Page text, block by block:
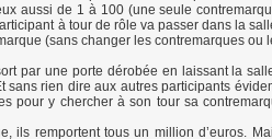
aussi de 1 à 100 (une seule
à tour de rôle va passer dans la
(sans changer les contremarques ou
par une porte dérobée en laissant la
rien dire aux autres participants
pour y chercher à son tour sa
ils remportent tous un million d’euros.